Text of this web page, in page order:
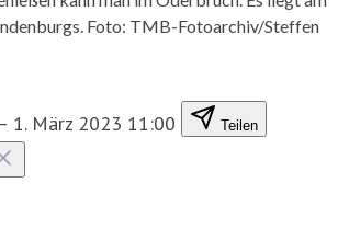
Foto: TMB-Fotoarchiv/Steffen
1. März 2023 11:00 Teilen